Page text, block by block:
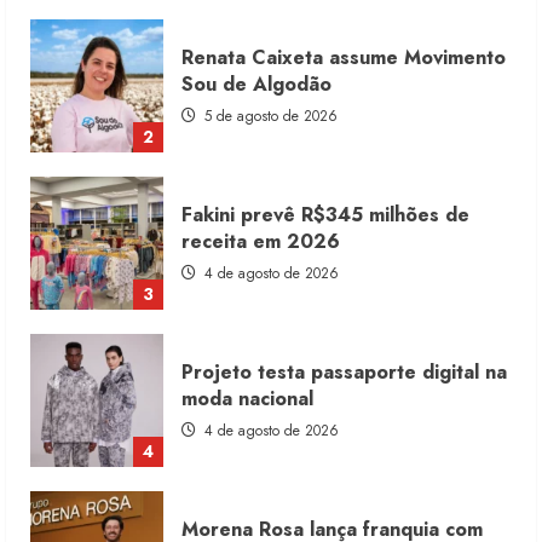
3
Fakini prevê R$345 milhões de
receita em 2026
4 de agosto de 2026
4
Projeto testa passaporte digital na
moda nacional
4 de agosto de 2026
5
Morena Rosa lança franquia com
estoque consignado
4 de agosto de 2026
Moda vende US$63,7 bilhões em